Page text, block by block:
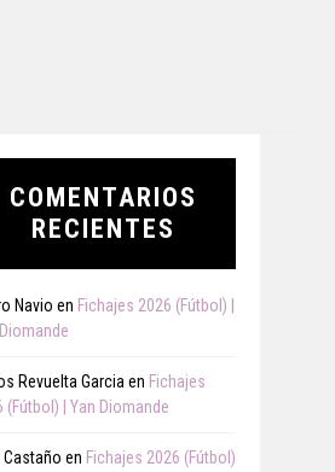
COMENTARIOS
RECIENTES
Navio en Fichajes 2026 (Fútbol) |
Revuelta Garcia en Fichajes
(Fútbol) | Yan Diomande
Castaño en Fichajes 2026 (Fútbol)